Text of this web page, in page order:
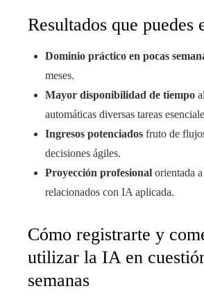
Resultados que puedes
Dominio práctico en pocas
meses.
Mayor disponibilidad de tiempo
automáticas diversas tareas
Ingresos potenciados fruto de
decisiones ágiles.
Proyección profesional orientada
relacionados con IA aplicada.
Cómo registrarte y
utilizar la IA en
semanas